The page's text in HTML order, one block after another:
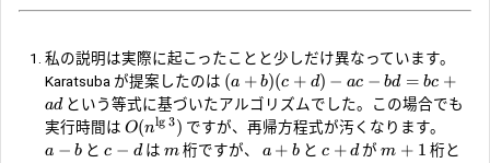
私の説明は実際に起こったことと少しだけ異なっています。
Karatsuba が提案したのは (a + b)(c + d) − ac − bd = bc +
adという等式に基づいたアルゴリズムでした。この場合でも
実行時間は O(nlg 3) ですが、再帰方程式が汚くなります。
a − b とc − dは m桁ですが、 a + bと c + dがm + 1 桁と